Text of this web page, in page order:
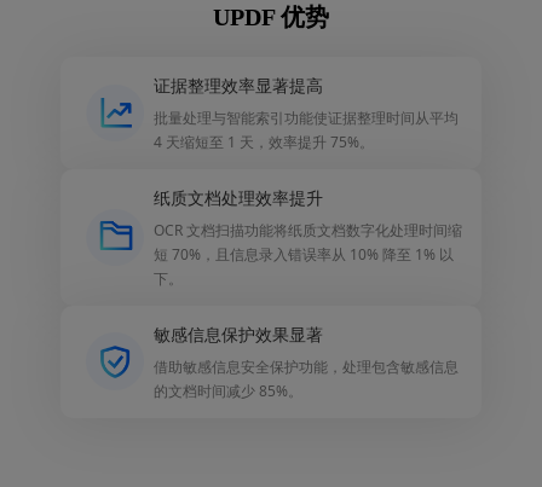
UPDF 优势
证据整理效率显著提高
批量处理与智能索引功能使证据整理时间从平均
4 天缩短至 1 天，效率提升 75%。
纸质文档处理效率提升
OCR 文档扫描功能将纸质文档数字化处理时间缩
短 70%，且信息录入错误率从 10% 降至 1% 以
下。
敏感信息保护效果显著
借助敏感信息安全保护功能，处理包含敏感信息
的文档时间减少 85%。